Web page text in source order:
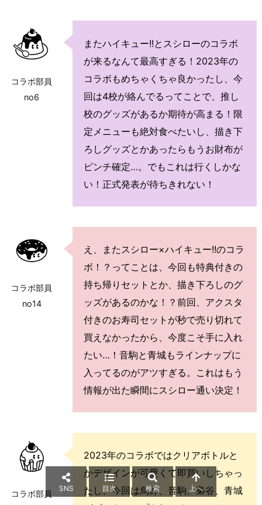
コラボ部員
no6
またハイキュー!!とスシローのコラボ
が来るなんて最高すぎる！2023年の
コラボもめちゃくちゃ良かったし、今
回は4校が絡んでるってことで、推し
校のグッズがあるか期待が高まる！限
定メニューも絶対食べたいし、描き下
ろしグッズとかあったらもうお財布が
ピンチ確定…。でもこれは行くしかな
い！正式発表が待ちきれない！
コラボ部員
no14
え、またスシロー×ハイキュー!!のコラ
ボ！？ってことは、今回も特典付きの
持ち帰りセットとか、描き下ろしのグ
ッズがあるのかな！？前回、アクスタ
付きのお寿司セットが秒で売り切れて
買えなかったから、今度こそ手に入れ
たい…！音駒と青城もラインナップに
入ってるのがアツすぎる。これはもう
情報が出た瞬間にスシロー通い決定！
コラボ部員
2023年のコラボではクリアボトルと
かデザインが可愛くて即買いしちゃっ
たし、今回は烏野、音駒、梟谷、青城
SNS 目次 検索 上へ